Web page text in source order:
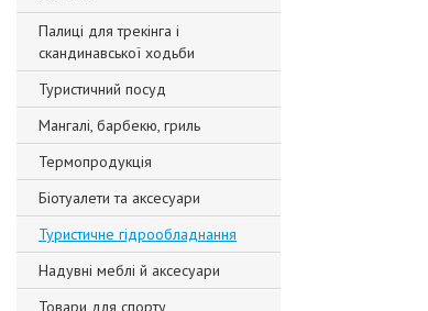
Палиці для трекінга і
скандинавської ходьби
Туристичний посуд
Мангалі, барбекю, гриль
Термопродукція
Біотуалети та аксесуари
Туристичне гідрообладнання
Надувні меблі й аксесуари
Товари для спорту